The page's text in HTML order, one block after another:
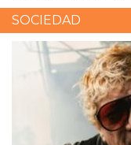
SOCIEDAD